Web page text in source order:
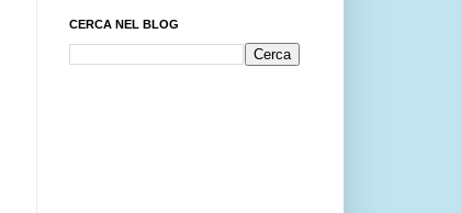
CERCA NEL BLOG